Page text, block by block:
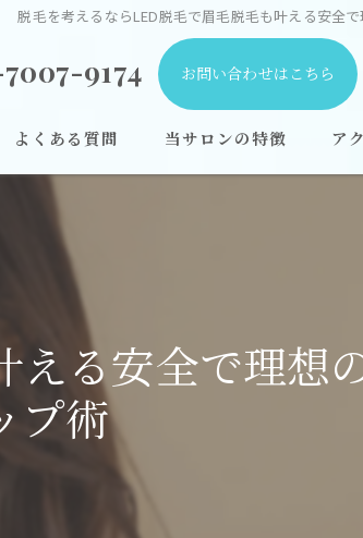
脱毛を考えるならLED脱毛で眉毛脱毛も叶える安全
9174 お問い合わせはこちら
よくある質問 当サロンの特徴
顔
ア
る安全で理想
プ術